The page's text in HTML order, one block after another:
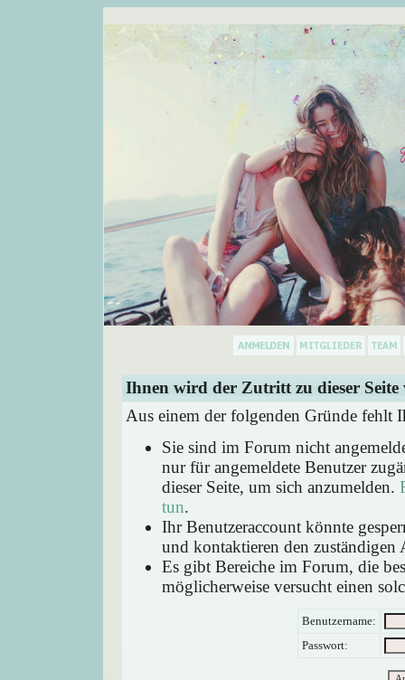
Ihnen wird der Zutritt zu dieser Seite
Aus einem der folgenden Gründe fehlt
Sie sind im Forum nicht
nur für angemeldete Benutzer
dieser Seite, um sich anzumelden.
tun.
Ihr Benutzeraccount könnte
und kontaktieren den zuständigen
Es gibt Bereiche im Forum, die
möglicherweise versucht einen
Benutzername:
Passwort: